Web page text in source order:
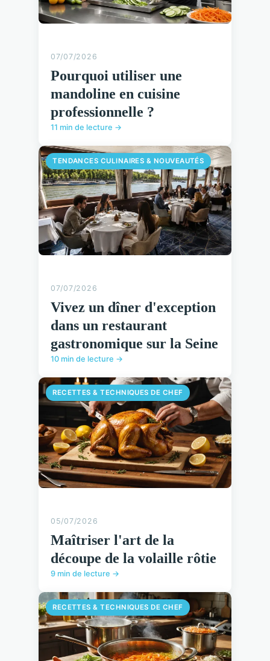
07/07/2026
Pourquoi utiliser une
mandoline en cuisine
professionnelle ?
11 min de lecture →
TENDANCES CULINAIRES & NOUVEAUTÉS
07/07/2026
Vivez un dîner d'exception
dans un restaurant
gastronomique sur la Seine
10 min de lecture →
RECETTES & TECHNIQUES DE CHEF
05/07/2026
Maîtriser l'art de la
découpe de la volaille rôtie
9 min de lecture →
RECETTES & TECHNIQUES DE CHEF